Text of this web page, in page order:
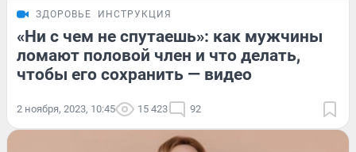
ЗДОРОВЬЕ ИНСТРУКЦИЯ
«Ни с чем не спутаешь»: как мужчины
ломают половой член и что делать,
чтобы его сохранить — видео
2 ноября, 2023, 10:45 15 423 92